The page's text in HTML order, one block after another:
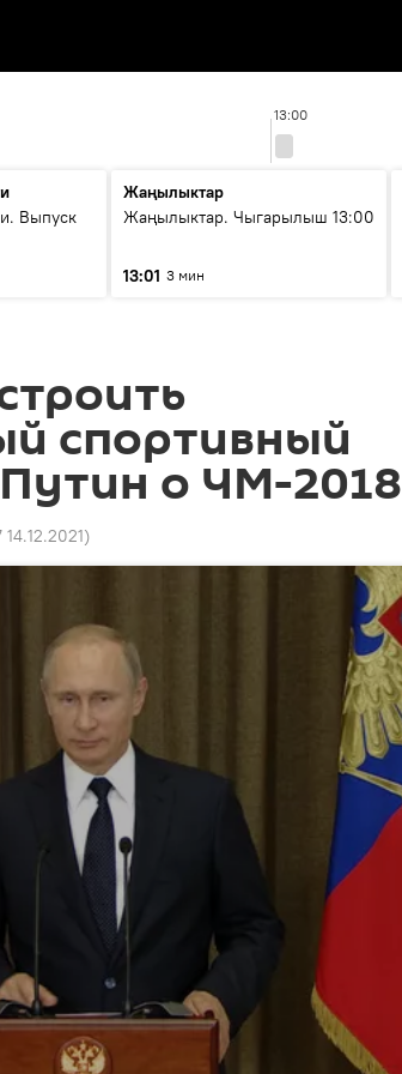
13:00
Выпуск
Жаңылыктар
Жаңылыктар. Чыгарылыш 13:00
13:01 3 мин
спортивный
о ЧМ-2018
14.12.2021)